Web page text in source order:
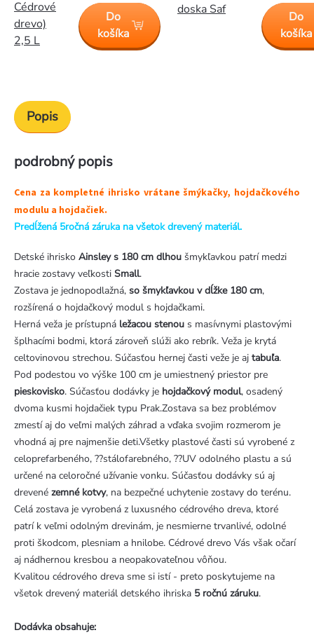
Cédrové
drevo)
2,5 L
Do
košíka
doska Saf
Do
košíka
Popis
podrobný popis
Cena za kompletné ihrisko vrátane šmýkačky, hojdačkového
modulu a hojdačiek.
Predĺžená 5ročná záruka na všetok drevený materiál.
Detské ihrisko Ainsley s 180 cm dlhou šmykľavkou patrí medzi
hracie zostavy veľkosti Small.
Zostava je jednopodlažná, so šmykľavkou v dĺžke 180 cm,
rozšírená o hojdačkový modul s hojdačkami.
Herná veža je prístupná ležacou stenou s masívnymi plastovými
šplhacími bodmi, ktorá zároveň slúži ako rebrík. Veža je krytá
celtovinovou strechou. Súčasťou hernej časti veže je aj tabuľa.
Pod podestou vo výške 100 cm je umiestnený priestor pre
pieskovisko. Súčasťou dodávky je hojdačkový modul, osadený
dvoma kusmi hojdačiek typu Prak.Zostava sa bez problémov
zmestí aj do veľmi malých záhrad a vďaka svojim rozmerom je
vhodná aj pre najmenšie deti.Všetky plastové časti sú vyrobené z
celoprefarbeného, ??stálofarebného, ??UV odolného plastu a sú
určené na celoročné užívanie vonku. Súčasťou dodávky sú aj
drevené zemné kotvy, na bezpečné uchytenie zostavy do terénu.
Celá zostava je vyrobená z luxusného cédrového dreva, ktoré
patrí k veľmi odolným drevinám, je nesmierne trvanlivé, odolné
proti škodcom, plesniam a hnilobe. Cédrové drevo Vás však očarí
aj nádhernou kresbou a neopakovateľnou vôňou.
Kvalitou cédrového dreva sme si istí - preto poskytujeme na
všetok drevený materiál detského ihriska 5 ročnú záruku.
Dodávka obsahuje: